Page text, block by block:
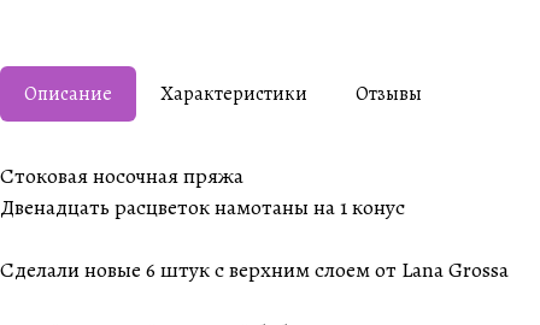
Описание Характеристики Отзывы
Стоковая носочная пряжа
Двенадцать расцветок намотаны на 1 конус
Сделали новые 6 штук с верхним слоем от Lana Grossa